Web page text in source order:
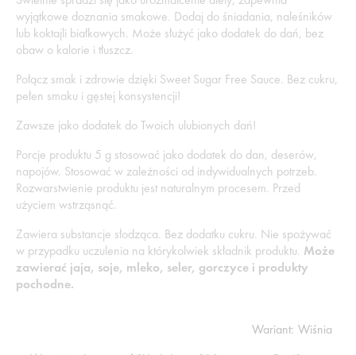
wyjątkowe doznania smakowe. Dodaj do śniadania, naleśników
lub koktajli białkowych. Może służyć jako dodatek do dań, bez
obaw o kalorie i tłuszcz.
Połącz smak i zdrowie dzięki Sweet Sugar Free Sauce. Bez cukru,
pełen smaku i gęstej konsystencji!
Zawsze jako dodatek do Twoich ulubionych dań!
Porcje produktu 5 g stosować jako dodatek do dan, deserów,
napojów. Stosować w zależności od indywidualnych potrzeb.
Rozwarstwienie produktu jest naturalnym procesem. Przed
użyciem wstrząsnąć.
Zawiera substancje słodząca. Bez dodatku cukru. Nie spożywać
w przypadku uczulenia na którykolwiek składnik produktu. Może
zawierać jaja, soje, mleko, seler, gorczyce i produkty
pochodne.
Wariant: Wiśnia